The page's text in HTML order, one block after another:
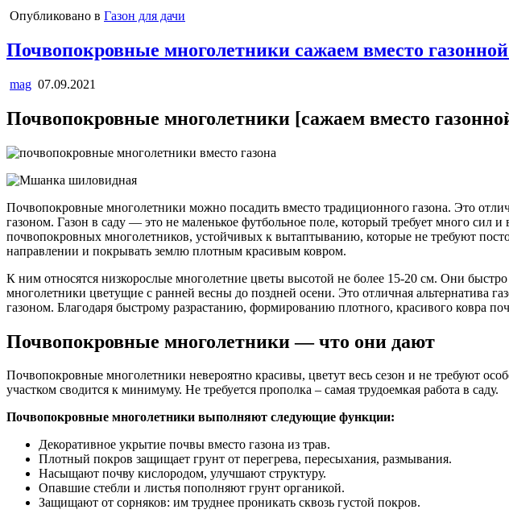
Опубликовано в Газон для дачи
Почвопокровные многолетники сажаем вместо
mag 07.09.2021
Почвопокровные многолетники [сажаем вместо
Почвопокровные многолетники можно посадить вместо традиционного газона. Это
газоном. Газон в саду — это не маленькое футбольное поле, который требует много сил
почвопокровных многолетников, устойчивых к вытаптыванию, которые не требуют
направлении и покрывать землю плотным красивым ковром.
К ним относятся низкорослые многолетние цветы высотой не более 15-20 см. Они
многолетники цветущие с ранней весны до поздней осени. Это отличная альтернатива
газоном. Благодаря быстрому разрастанию, формированию плотного, красивого ковра
Почвопокровные многолетники — что они дают
Почвопокровные многолетники невероятно красивы, цветут весь сезон и не требуют
участком сводится к минимуму. Не требуется прополка – самая трудоемкая работа в саду.
Почвопокровные многолетники выполняют следующие функции:
Декоративное укрытие почвы вместо газона из трав.
Плотный покров защищает грунт от перегрева, пересыхания, размывания.
Насыщают почву кислородом, улучшают структуру.
Опавшие стебли и листья пополняют грунт органикой.
Защищают от сорняков: им труднее проникать сквозь густой покров.